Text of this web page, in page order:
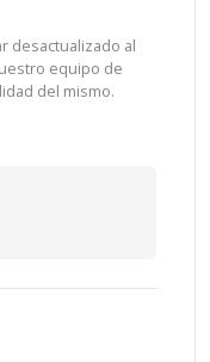
desactualizado al
equipo de
del mismo.